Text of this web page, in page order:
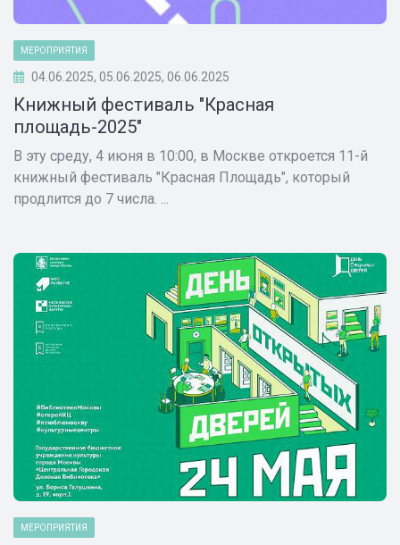
МЕРОПРИЯТИЯ
04.06.2025, 05.06.2025, 06.06.2025
Книжный фестиваль "Красная
площадь-2025"
В эту среду, 4 июня в 10:00, в Москве откроется 11-й
книжный фестиваль "Красная Площадь", который
продлится до 7 числа. ...
МЕРОПРИЯТИЯ